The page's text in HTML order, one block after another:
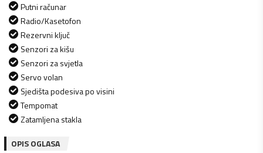
Putni računar
Radio/Kasetofon
Rezervni ključ
Senzori za kišu
Senzori za svjetla
Servo volan
Sjedišta podesiva po visini
Tempomat
Zatamljena stakla
OPIS OGLASA